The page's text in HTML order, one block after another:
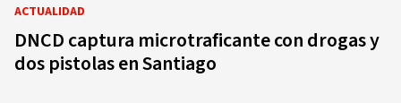
ACTUALIDAD
DNCD captura microtraficante con drogas y
dos pistolas en Santiago